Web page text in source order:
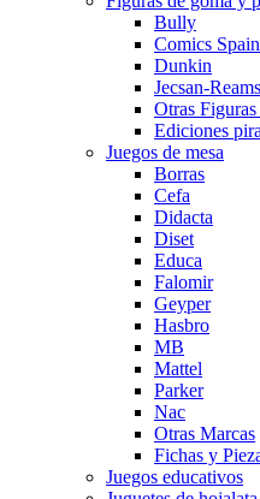
Bully
Comics Spain
Dunkin
Jecsan-
Otras
Ediciones
Juegos de mesa
Borras
Cefa
Didacta
Diset
Educa
Falomir
Geyper
Hasbro
MB
Mattel
Parker
Nac
Otras Marcas
Fichas y
Juegos educativos